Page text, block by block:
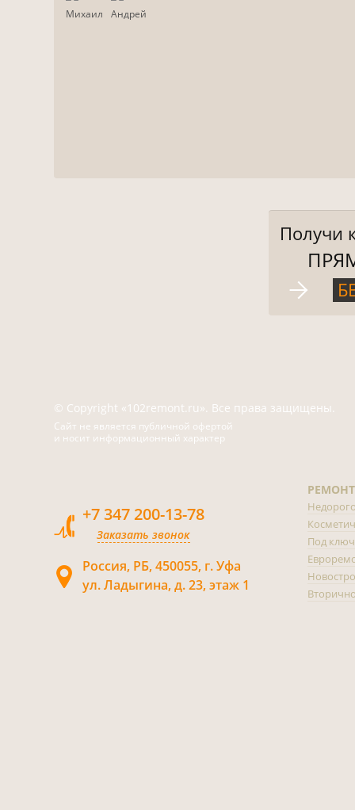
Михаил Андрей
Получи
© Copyright «102remont.ru». Все права защищены.
Сайт не является публичной офертой
и носит информационный характер
+7 347 200-13-78
Заказать звонок
Россия, РБ, 450055, г. Уфа
ул. Ладыгина, д. 23, этаж 1
Под ключ